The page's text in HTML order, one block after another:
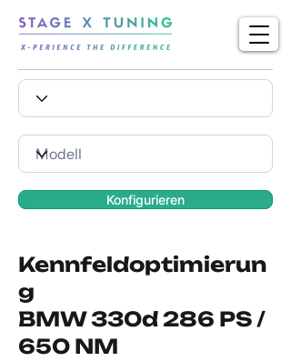
Konfigurieren
Kennfeldoptimierun
g
BMW 330d 286 PS /
650 NM